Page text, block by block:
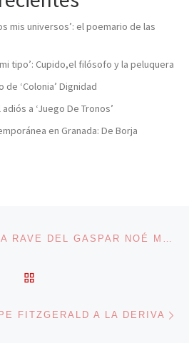
mis universos’: el poemario de las
tipo’: Cupido,el filósofo y la peluquera
de ‘Colonia’ Dignidad
a ‘Juego De Tronos’
en Granada: De Borja
entradas ‘CLIMAX’: LA NUEVA RAVE DEL GASPAR NOÉ MÁS EXCÉNTRICO
FITZGERALD A LA DERIVA